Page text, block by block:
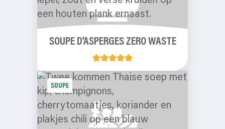
SOUPE D’ASPERGES ZERO WASTE
SOUPE